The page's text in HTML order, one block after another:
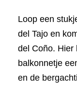
Loop een
del Tajo en
del Coño. Hier
balkonnetje
en de